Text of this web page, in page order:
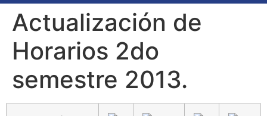
Actualización de
Horarios 2do
semestre 2013.